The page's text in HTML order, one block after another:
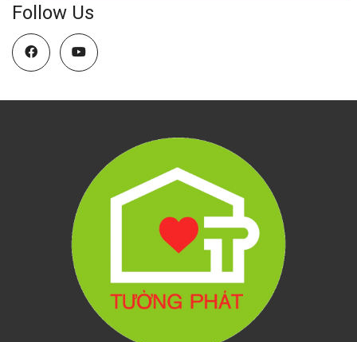
Follow Us